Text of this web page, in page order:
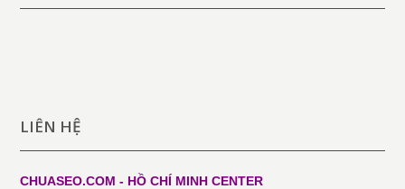
LIÊN HỆ
CHUASEO.COM - HỒ CHÍ MINHCENTER